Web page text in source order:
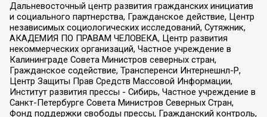
Дальневосточный центр развития гражданских инициатив
и социального партнерства, Гражданское действие, Центр
независимых социологических исследований, Сутяжник,
АКАДЕМИЯ ПО ПРАВАМ ЧЕЛОВЕКА, Центр развития
некоммерческих организаций, Частное учреждение в
Калининграде Совета Министров северных стран,
Гражданское содействие, Трансперенси Интернешнл-Р,
Центр Защиты Прав Средств Массовой Информации,
Институт развития прессы - Сибирь, Частное учреждение в
Санкт-Петербурге Совета Министров Северных Стран,
Фонд поддержки свободы прессы, Гражданский контроль,